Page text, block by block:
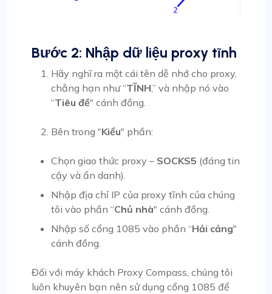
Bước 2: Nhập dữ liệu proxy tĩnh
Hãy nghĩ ra một cái tên dễ nhớ cho proxy,
chẳng hạn như “TĨNH,” và nhập nó vào
“Tiêu đề" cánh đồng.
Bên trong "Kiểu" phần:
Chọn giao thức proxy – SOCKS5 (đáng tin
cậy và ẩn danh).
Nhập địa chỉ IP của proxy tĩnh của chúng
tôi vào phần “Chủ nhà" cánh đồng.
Nhập số cổng 1085 vào phần “Hải cảng"
cánh đồng.
Đối với máy khách Proxy Compass, chúng tôi
luôn khuyên bạn nên sử dụng cổng 1085 để